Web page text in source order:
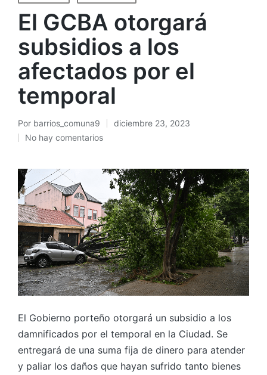
en
El GCBA otorgará
subsidios a los
afectados por el
temporal
Publicado
por
Por barrios_comuna9
diciembre 23, 2023
No hay comentarios
El Gobierno porteño otorgará un subsidio a los
damnificados por el temporal en la Ciudad. Se
entregará de una suma fija de dinero para atender
y paliar los daños que hayan sufrido tanto bienes